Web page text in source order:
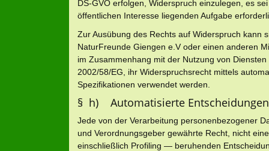
DS-GVO erfolgen, Widerspruch einzulegen, es
öffentlichen Interesse liegenden Aufgabe
Zur Ausübung des Rechts auf Widerspruch kann
NaturFreunde Giengen e.V oder einen anderen
im Zusammenhang mit der Nutzung von
2002/58/EG, ihr Widerspruchsrecht mittels
Spezifikationen verwendet werden.
§ h) Automatisierte
Jede von der Verarbeitung personenbezogener
und Verordnungsgeber gewährte Recht, nicht
einschließlich Profiling — beruhenden